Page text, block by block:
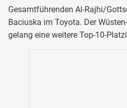
Gesamtführenden Al-Rajhi/
Baciuska im Toyota. Der
gelang eine weitere Top-10-